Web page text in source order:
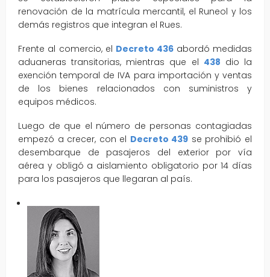
renovación de la matrícula mercantil, el Runeol y los
demás registros que integran el Rues.
Frente al comercio, el Decreto 436 abordó medidas
aduaneras transitorias, mientras que el 438 dio la
exención temporal de IVA para importación y ventas
de los bienes relacionados con suministros y
equipos médicos.
Luego de que el número de personas contagiadas
empezó a crecer, con el Decreto 439 se prohibió el
desembarque de pasajeros del exterior por vía
aérea y obligó a aislamiento obligatorio por 14 días
para los pasajeros que llegaran al país.